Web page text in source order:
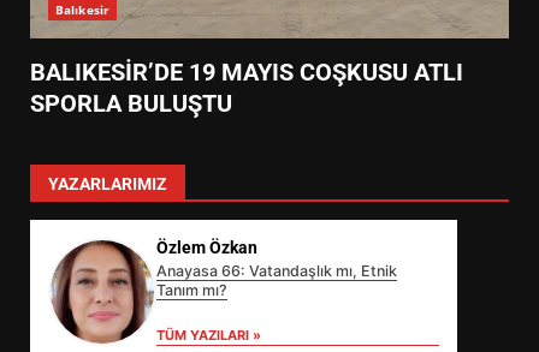
Balıkesir
BALIKESİR’DE 19 MAYIS COŞKUSU ATLI
SPORLA BULUŞTU
YAZARLARIMIZ
Özlem Özkan
Anayasa 66: Vatandaşlık mı, Etnik
Tanım mı?
TÜM YAZILARI »